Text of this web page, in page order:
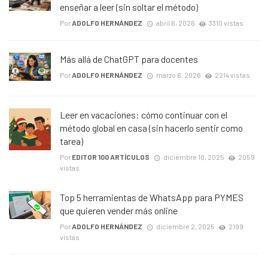
enseñar a leer (sin soltar el método)
PorADOLFO HERNÁNDEZ abril 6, 2026 3310 vistas
Más allá de ChatGPT para docentes
PorADOLFO HERNÁNDEZ marzo 6, 2026 2214 vistas
Leer en vacaciones: cómo continuar con el
método global en casa (sin hacerlo sentir como
tarea)
Por EDITOR 100 ARTÍCULOS diciembre 10, 2025
2059
vistas
Top 5 herramientas de WhatsApp para PYMES
que quieren vender más online
PorADOLFO HERNÁNDEZ diciembre 2, 2025
2199
vistas